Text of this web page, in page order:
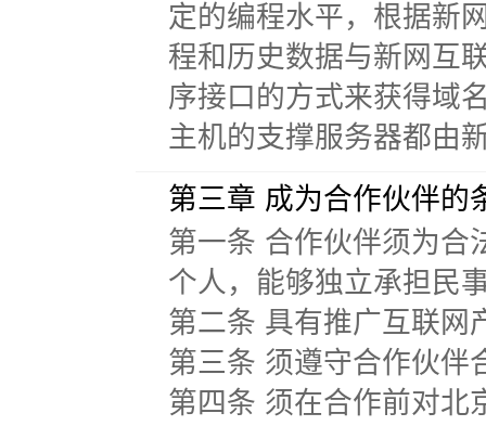
定的编程水平，根据新
程和历史数据与新网互
序接口的方式来获得域
主机的支撑服务器都由
第三章 成为合作伙伴的
第一条 合作伙伴须为合
个人，能够独立承担民
第二条 具有推广互联网
第三条 须遵守合作伙伴
第四条 须在合作前对北